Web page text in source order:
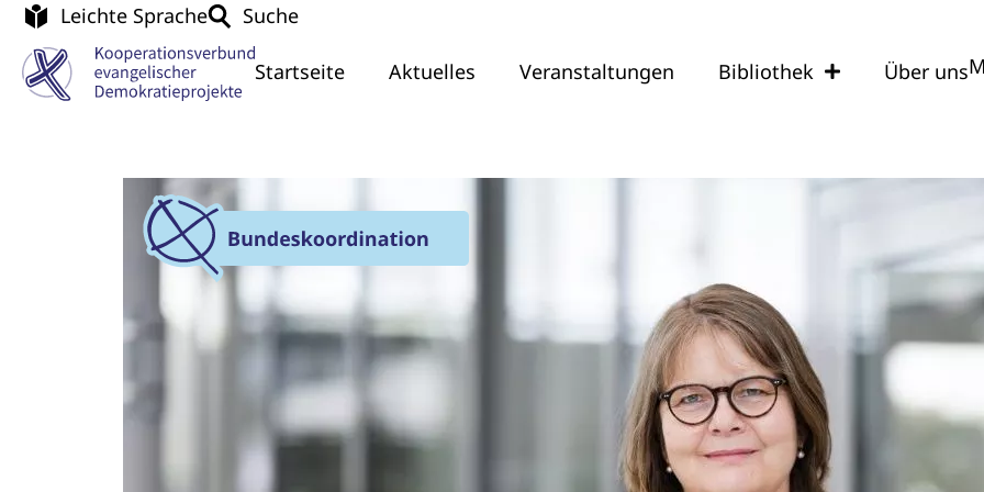
Leichte Sprache Suche
Startseite Aktuelles Veranstaltungen Bibliothek Über uns